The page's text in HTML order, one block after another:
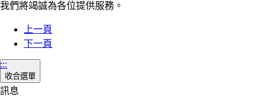
我們將竭誠為各位提供服務。
上一頁
下一頁
:::
收合選單
訊息